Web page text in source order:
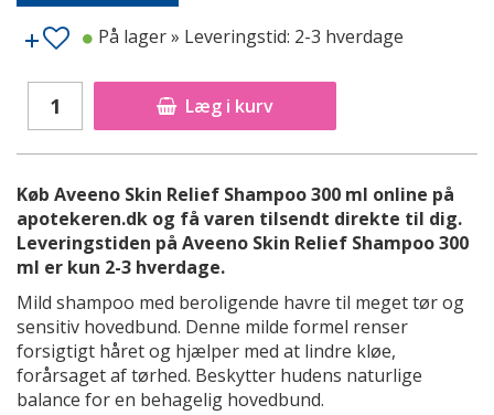
Læg i kurv
På lager» Leveringstid: 2-3 hverdage
Køb Aveeno Skin Relief Shampoo 300 ml online på
apotekeren.dk og få varen tilsendt direkte til dig.
Leveringstiden på Aveeno Skin Relief Shampoo 300
ml er kun 2-3 hverdage.
Mild shampoo med beroligende havre til meget tør og
sensitiv hovedbund. Denne milde formel renser
forsigtigt håret og hjælper med at lindre kløe,
forårsaget af tørhed. Beskytter hudens naturlige
balance for en behagelig hovedbund.